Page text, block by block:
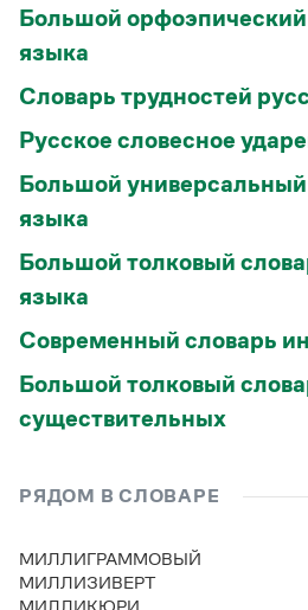
Интерактивные упражнения: от
Издательство
Словари
Учебники и справочники
Все книги
Большой орфоэпический
языка
Словарь трудностей
Русское словесное
Большой универсальный
языка
Большой толковый
языка
Современный словарь
Большой толковый
существительных
РЯДОМ В СЛОВАРЕ
МИЛЛИГРАММОВЫЙ
МИЛЛИЗИВЕРТ
МИЛЛИКЮРИ